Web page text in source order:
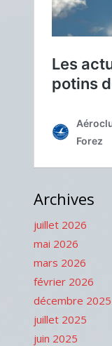
Archives
juillet 2026
mai 2026
mars 2026
février 2026
décembre 2025
juillet 2025
juin 2025